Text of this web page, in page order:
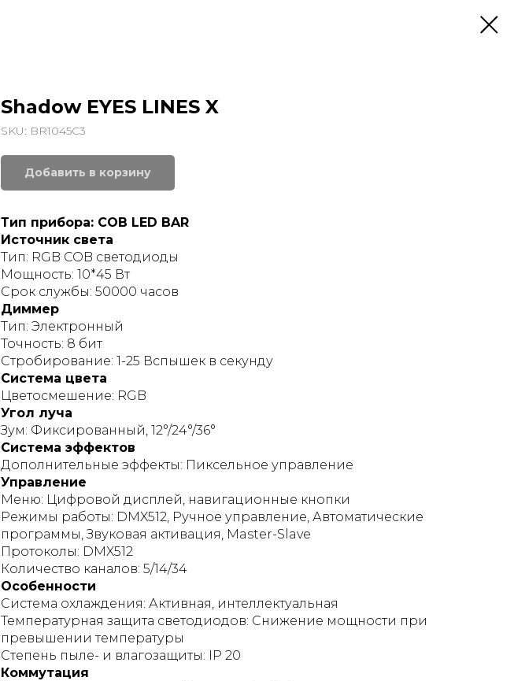
Shadow EYES LINES X
SKU: BR1045C3
Добавить в корзину
Тип прибора: COB LED BAR
Источник света
Тип: RGB COB светодиоды
Мощность: 10*45 Вт
Срок службы: 50000 часов
Диммер
Тип: Электронный
Точность: 8 бит
Стробирование: 1-25 Вспышек в секунду
Система цвета
Цветосмешение: RGB
Угол луча
Зум: Фиксированный, 12°/24°/36°
Система эффектов
Дополнительные эффекты: Пиксельное управление
Управление
Меню: Цифровой дисплей, навигационные кнопки
Режимы работы: DMX512, Ручное управление, Автоматические
программы, Звуковая активация, Master-Slave
Протоколы: DMX512
Количество каналов: 5/14/34
Особенности
Система охлаждения: Активная, интеллектуальная
Температурная защита светодиодов: Снижение мощности при
превышении температуры
Степень пыле- и влагозащиты: IP 20
Коммутация